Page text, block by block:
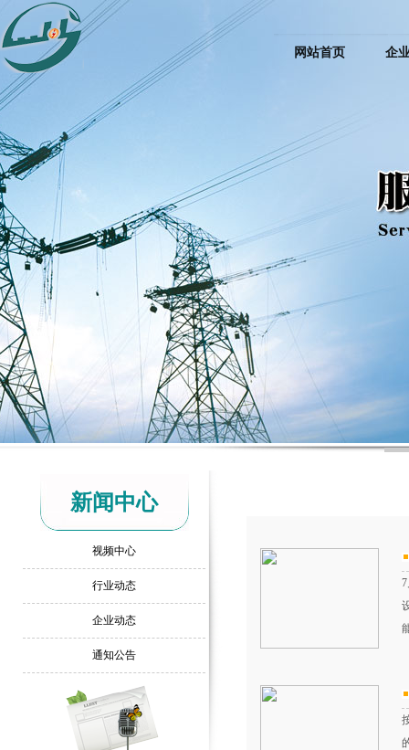
网站首页 企
新闻中心
视频中心
行业动态
企业动态
通知公告